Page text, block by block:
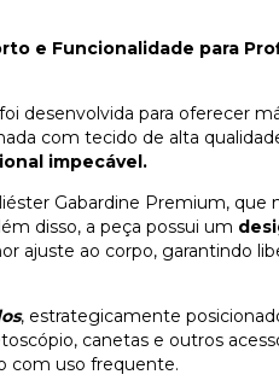
e Funcionalidade para
foi desenvolvida para oferecer
com tecido de alta
impecável.
Gabardine Premium, que
disso, a peça possui um
ajuste ao corpo, garantindo
, estrategicamente
canetas e outros
com uso frequente.